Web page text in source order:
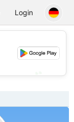
Login